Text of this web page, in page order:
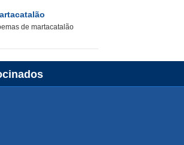
de martacatalão